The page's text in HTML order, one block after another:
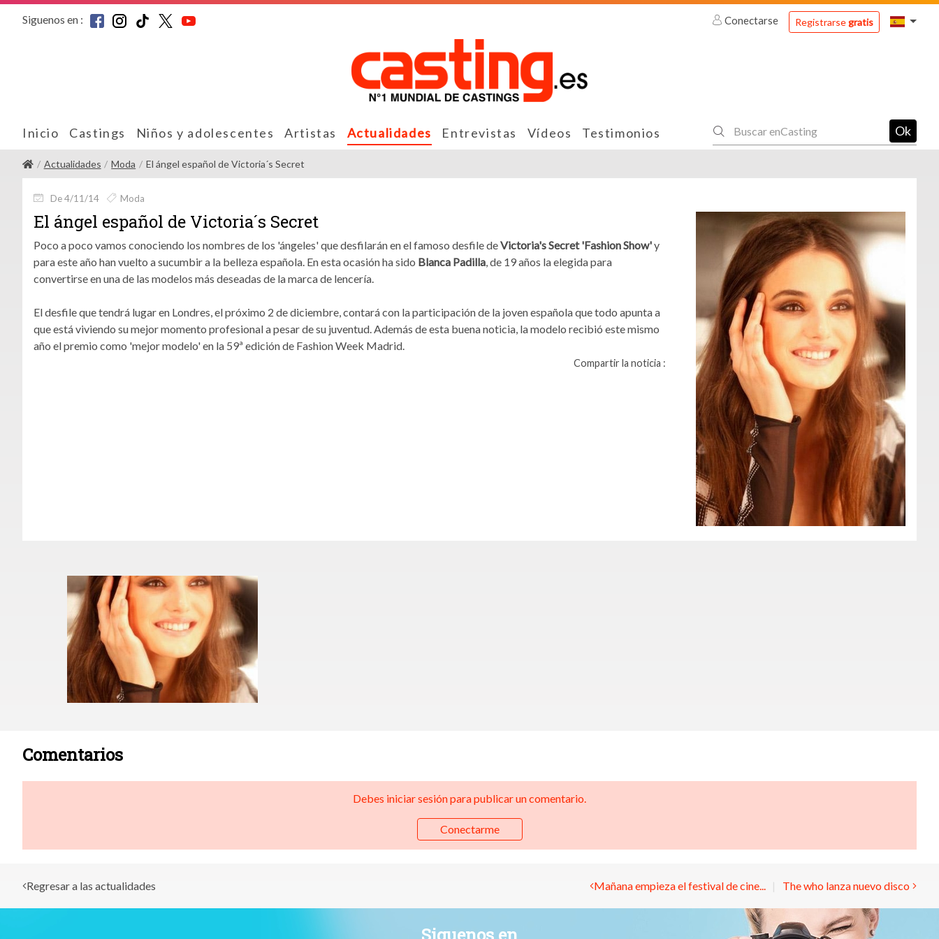
Siguenos en : Conectarse Registrarsegratis
Inicio Castings Niños y adolescentes Artistas Actualidades Entrevistas Vídeos Testimonios Ok
Actualidades Moda El ángel español de Victoria´s Secret
De 4/11/14 Moda
El ángel español de Victoria´s Secret
Poco a poco vamos conociendo los nombres de los 'ángeles' que desfilarán en el famoso desfile deVictoria's Secret 'Fashion Show'y
para este año han vuelto a sucumbir a la belleza española. En esta ocasión ha sido Blanca Padilla, de 19 años la elegida para
convertirse en una de las modelos más deseadas de la marca de lencería.
El desfile que tendrá lugar en Londres, el próximo 2 de diciembre, contará con la participación de la joven española que todo apunta a
que está viviendo su mejor momento profesional a pesar de su juventud. Además de esta buena noticia, la modelo recibió este mismo
año el premio como 'mejor modelo' en la 59ª edición de Fashion Week Madrid.
Compartir la noticia :
Comentarios
Debes iniciar sesión para publicar un comentario.
Conectarme
Regresar a las actualidades Mañana empieza el festival de cine... The who lanza nuevo disco
Siguenos en